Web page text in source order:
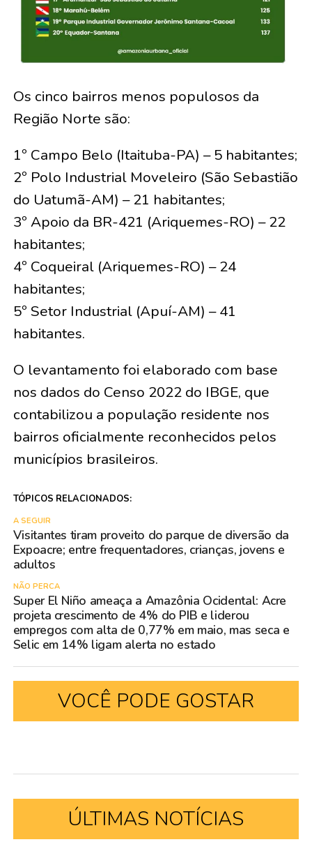
Os cinco bairros menos populosos da
Região Norte são:
1º Campo Belo (Itaituba-PA) – 5 habitantes;
2º Polo Industrial Moveleiro (São Sebastião
do Uatumã-AM) – 21 habitantes;
3º Apoio da BR-421 (Ariquemes-RO) – 22
habitantes;
4º Coqueiral (Ariquemes-RO) – 24
habitantes;
5º Setor Industrial (Apuí-AM) – 41
habitantes.
O levantamento foi elaborado com base
nos dados do Censo 2022 do IBGE, que
contabilizou a população residente nos
bairros oficialmente reconhecidos pelos
municípios brasileiros.
TÓPICOS RELACIONADOS:
A SEGUIR
Visitantes tiram proveito do parque de diversão da
Expoacre; entre frequentadores, crianças, jovens e
adultos
NÃO PERCA
Super El Niño ameaça a Amazônia Ocidental: Acre
projeta crescimento de 4% do PIB e liderou
empregos com alta de 0,77% em maio, mas seca e
Selic em 14% ligam alerta no estado
VOCÊ PODE GOSTAR
ÚLTIMAS NOTÍCIAS